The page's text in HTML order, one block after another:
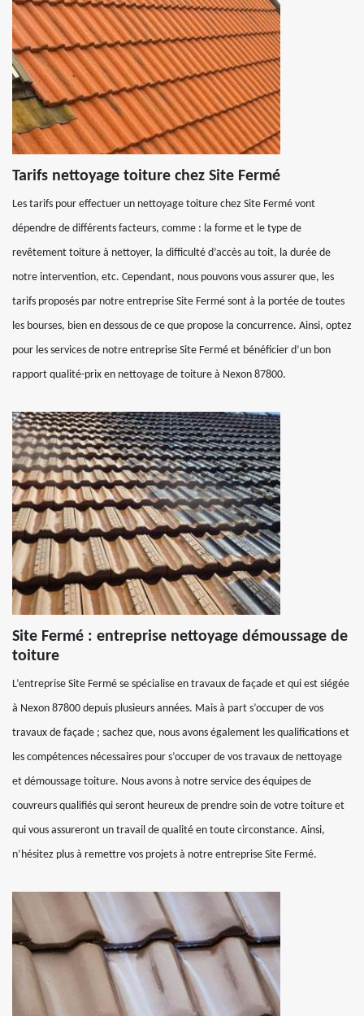
Tarifs nettoyage toiture chez Site Fermé
Les tarifs pour effectuer un nettoyage toiture chez Site Fermé vont
dépendre de différents facteurs, comme : la forme et le type de
revêtement toiture à nettoyer, la difficulté d’accès au toit, la durée de
notre intervention, etc. Cependant, nous pouvons vous assurer que, les
tarifs proposés par notre entreprise Site Fermé sont à la portée de toutes
les bourses, bien en dessous de ce que propose la concurrence. Ainsi, optez
pour les services de notre entreprise Site Fermé et bénéficier d’un bon
rapport qualité-prix en nettoyage de toiture à Nexon 87800.
Site Fermé : entreprise nettoyage démoussage de
toiture
L’entreprise Site Fermé se spécialise en travaux de façade et qui est siégée
à Nexon 87800 depuis plusieurs années. Mais à part s’occuper de vos
travaux de façade ; sachez que, nous avons également les qualifications et
les compétences nécessaires pour s’occuper de vos travaux de nettoyage
et démoussage toiture. Nous avons à notre service des équipes de
couvreurs qualifiés qui seront heureux de prendre soin de votre toiture et
qui vous assureront un travail de qualité en toute circonstance. Ainsi,
n’hésitez plus à remettre vos projets à notre entreprise Site Fermé.